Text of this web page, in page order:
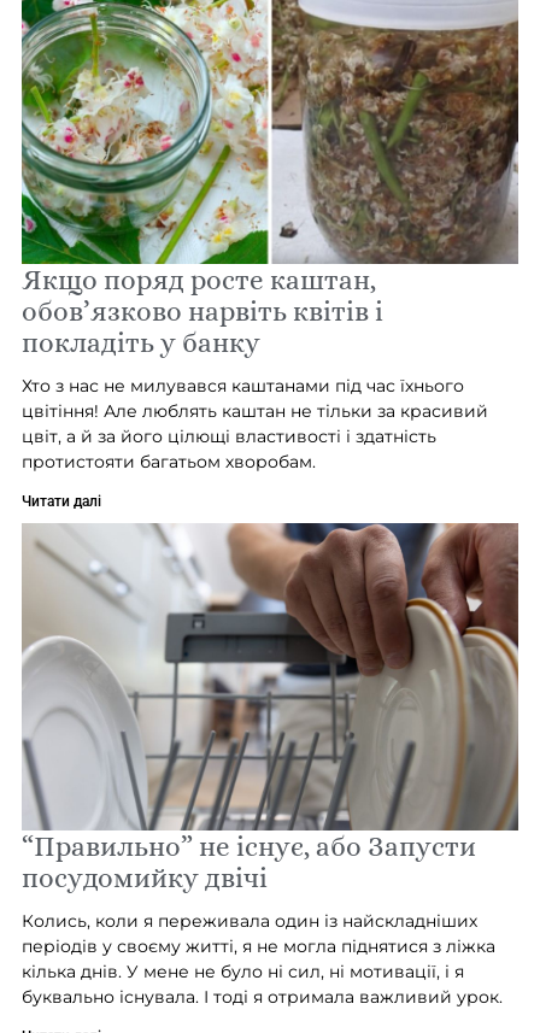
Якщо поряд росте каштан,
обов’язково нарвіть квітів і
покладіть у банку
Хто з нас не милувався каштанами під час їхнього
цвітіння! Але люблять каштан не тільки за красивий
цвіт, а й за його цілющі властивості і здатність
протистояти багатьом хворобам.
Читати далі
“Правильно” не існує, або Запусти
посудомийку двічі
Колись, коли я переживала один із найскладніших
періодів у своєму житті, я не могла піднятися з ліжка
кілька днів. У мене не було ні сил, ні мотивації, і я
буквально існувала. І тоді я отримала важливий урок.